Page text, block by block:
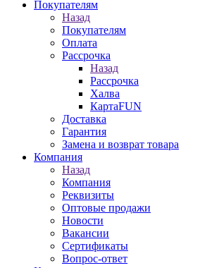
Покупателям
Назад
Покупателям
Оплата
Рассрочка
Назад
Рассрочка
Халва
КартаFUN
Доставка
Гарантия
Замена и возврат товара
Компания
Назад
Компания
Реквизиты
Оптовые продажи
Новости
Вакансии
Сертификаты
Вопрос-ответ